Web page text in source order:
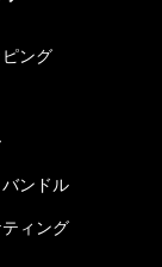
ピング
ンドル
ィング